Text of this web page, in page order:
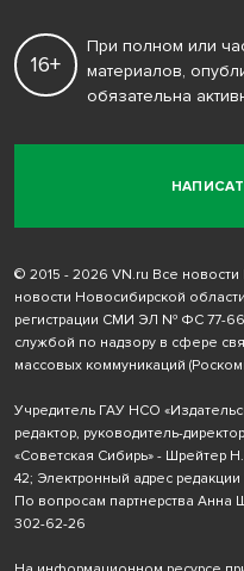
16+
При полном или
материалов,
обязательна
© 2015 - 2026 VN.ru Все
новости Новосибирской
регистрации СМИ ЭЛ № ФС 77-
службой по надзору в сфере
массовых коммуникаций
Учредитель ГАУ НСО
редактор, руководитель-
«Советская Сибирь» - Шрейтер
42; Электронный адрес редакции
По вопросам партнерства Анна
302-62-26